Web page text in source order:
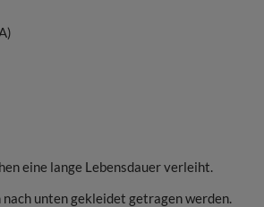
eine lange Lebensdauer verleiht.
unten gekleidet getragen werden.